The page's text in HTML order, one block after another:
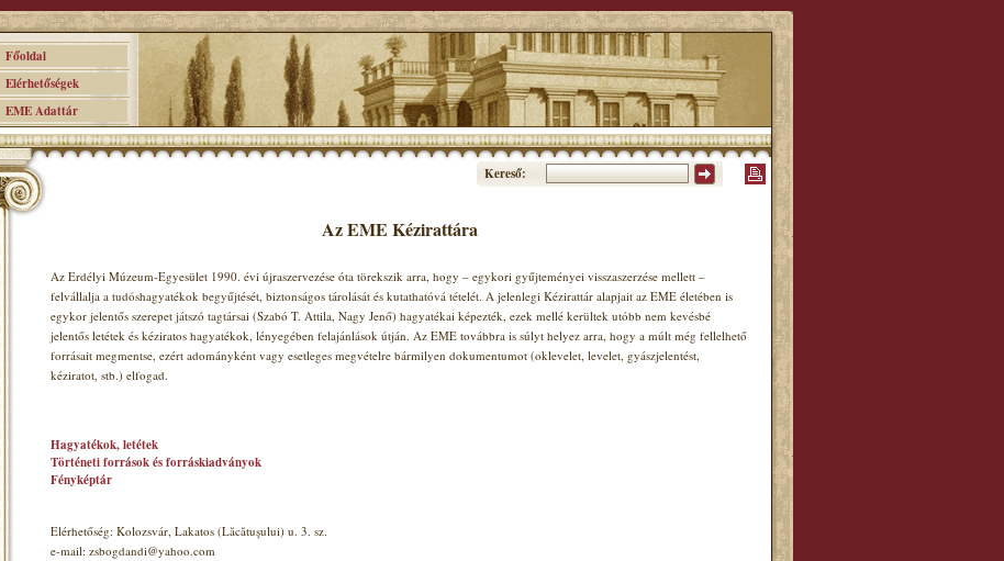
Főoldal
Elérhetőségek
EME Adattár
Kereső:
Az EME Kézirattára
Az Erdélyi Múzeum-Egyesület 1990. évi újraszervezése óta törekszik arra, hogy – egykori gyűjteményei visszaszerzése mellett –
felvállalja a tudóshagyatékok begyűjtését, biztonságos tárolását és kutathatóvá tételét. A jelenlegi Kézirattár alapjait az EME életében is
egykor jelentős szerepet játszó tagtársai (Szabó T. Attila, Nagy Jenő) hagyatékai képezték, ezek mellé kerültek utóbb nem kevésbé
jelentős letétek és kéziratos hagyatékok, lényegében felajánlások útján. Az EME továbbra is súlyt helyez arra, hogy a múlt még fellelhető
forrásait megmentse, ezért adományként vagy esetleges megvételre bármilyen dokumentumot (oklevelet, levelet, gyászjelentést,
kéziratot, stb.) elfogad.
Hagyatékok, letétek
Történeti források és forráskiadványok
Fényképtár
Elérhetőség: Kolozsvár, Lakatos (Lăcătuşului) u. 3. sz.
e-mail: zsbogdandi@yahoo.com